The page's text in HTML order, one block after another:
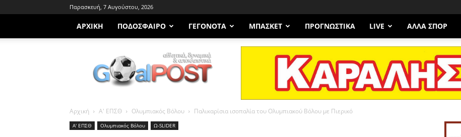
Παρασκευή, 7 Αυγούστου, 2026
ΑΡΧΙΚΗ ΠΟΔΌΣΦΑΙΡΟ ΓΕΓΟΝΌΤΑ ΜΠΆΣΚΕΤ ΠΡΟΓΝΩΣΤΙΚΑ LIVE ΆΛΛΑ ΣΠΟΡ
Goalpost.gr
Αρχική Α' ΕΠΣΘ Ολυμπιακός Βόλου Παλικαρίσια ισοπαλία του Ολυμπιακού Βόλου με Πιερικό
Α' ΕΠΣΘ Ολυμπιακός Βόλου Ω-SLIDER